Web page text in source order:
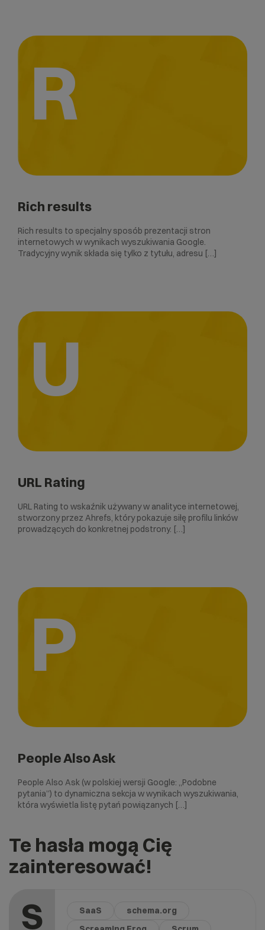
R
Rich results
Rich results to specjalny sposób prezentacji stron
internetowych w wynikach wyszukiwania Google.
Tradycyjny wynik składa się tylko z tytułu, adresu […]
U
URL Rating
URL Rating to wskaźnik używany w analityce internetowej,
stworzony przez Ahrefs, który pokazuje siłę profilu linków
prowadzących do konkretnej podstrony. […]
P
People Also Ask
People Also Ask (w polskiej wersji Google: „Podobne
pytania”) to dynamiczna sekcja w wynikach wyszukiwania,
która wyświetla listę pytań powiązanych […]
Te hasła mogą Cię
zainteresować!
S SaaS
schema.org